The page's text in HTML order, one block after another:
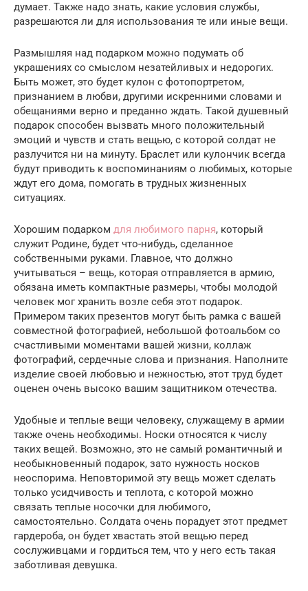
думает. Также надо знать, какие условия службы,
разрешаются ли для использования те или иные вещи.
Размышляя над подарком можно подумать об
украшениях со смыслом незатейливых и недорогих.
Быть может, это будет кулон с фотопортретом,
признанием в любви, другими искренними словами и
обещаниями верно и преданно ждать. Такой душевный
подарок способен вызвать много положительный
эмоций и чувств и стать вещью, с которой солдат не
разлучится ни на минуту. Браслет или кулончик всегда
будут приводить к воспоминаниям о любимых, которые
ждут его дома, помогать в трудных жизненных
ситуациях.
Хорошим подарком для любимого парня, который
служит Родине, будет что-нибудь, сделанное
собственными руками. Главное, что должно
учитываться – вещь, которая отправляется в армию,
обязана иметь компактные размеры, чтобы молодой
человек мог хранить возле себя этот подарок.
Примером таких презентов могут быть рамка с вашей
совместной фотографией, небольшой фотоальбом со
счастливыми моментами вашей жизни, коллаж
фотографий, сердечные слова и признания. Наполните
изделие своей любовью и нежностью, этот труд будет
оценен очень высоко вашим защитником отечества.
Удобные и теплые вещи человеку, служащему в армии
также очень необходимы. Носки относятся к числу
таких вещей. Возможно, это не самый романтичный и
необыкновенный подарок, зато нужность носков
неоспорима. Неповторимой эту вещь может сделать
только усидчивость и теплота, с которой можно
связать теплые носочки для любимого,
самостоятельно. Солдата очень порадует этот предмет
гардероба, он будет хвастать этой вещью перед
сослуживцами и гордиться тем, что у него есть такая
заботливая девушка.